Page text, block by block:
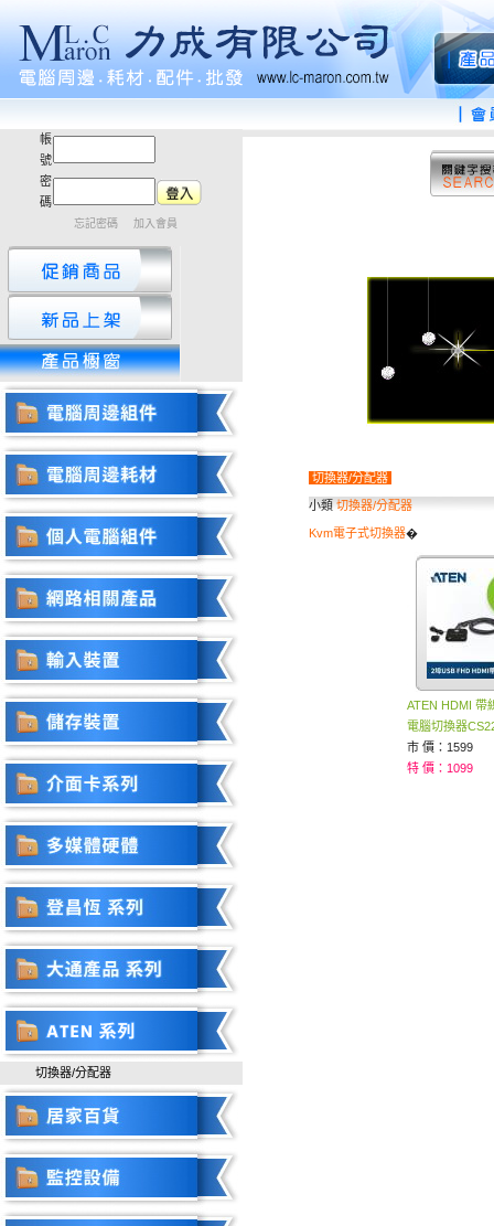
帳
號
密
碼
忘記密碼 加入會員
切換器/分配器
切換器/分配器
小類 切換器/分配器
Kvm電子式切換器�
ATEN HDMI 帶
電腦切換器
市 價：1599
特 價：1099